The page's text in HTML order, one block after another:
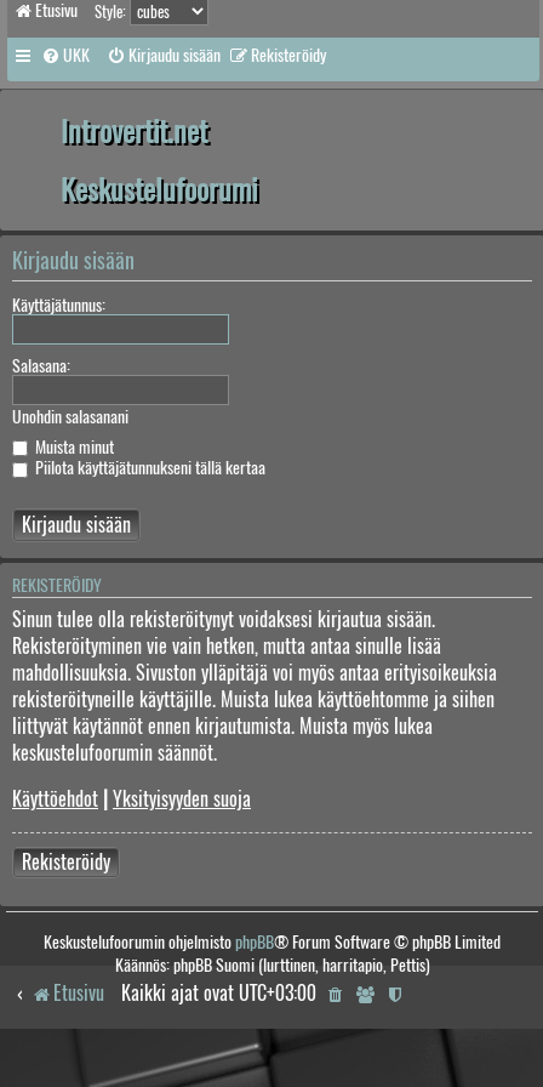
Etusivu Style:
UKK Kirjaudu sisään Rekisteröidy
Introvertit.net
Keskustelufoorumi
Kirjaudu sisään
Käyttäjätunnus:
Salasana:
Unohdin salasanani
Muista minut
Piilota käyttäjätunnukseni tällä kertaa
REKISTERÖIDY
Sinun tulee olla rekisteröitynyt voidaksesi kirjautua sisään.
Rekisteröityminen vie vain hetken, mutta antaa sinulle lisää
mahdollisuuksia. Sivuston ylläpitäjä voi myös antaa erityisoikeuksia
rekisteröityneille käyttäjille. Muista lukea käyttöehtomme ja siihen
liittyvät käytännöt ennen kirjautumista. Muista myös lukea
keskustelufoorumin säännöt.
Käyttöehdot Yksityisyyden suoja
Rekisteröidy
Keskustelufoorumin ohjelmistophpBB® Forum Software © phpBB Limited
Käännös: phpBB Suomi (lurttinen, harritapio, Pettis)
Etusivu Kaikki ajat ovat UTC+03:00